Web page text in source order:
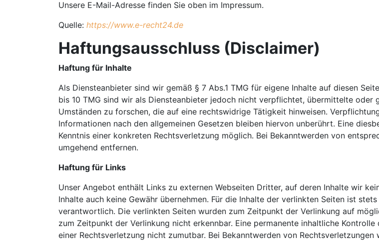
Unsere E-Mail-Adresse finden Sie oben im Impressum.
Quelle: https://www.e-recht24.de
Haftungsausschluss (Disclaimer)
Haftung für Inhalte
Als Diensteanbieter sind wir gemäß § 7 Abs.1 TMG für eigene Inhalte auf diesen
bis 10 TMG sind wir als Diensteanbieter jedoch nicht verpflichtet, übermittelte
Umständen zu forschen, die auf eine rechtswidrige Tätigkeit hinweisen.
Informationen nach den allgemeinen Gesetzen bleiben hiervon unberührt. Eine
Kenntnis einer konkreten Rechtsverletzung möglich. Bei Bekanntwerden von
umgehend entfernen.
Haftung für Links
Unser Angebot enthält Links zu externen Webseiten Dritter, auf deren Inhalte wir
Inhalte auch keine Gewähr übernehmen. Für die Inhalte der verlinkten Seiten ist
verantwortlich. Die verlinkten Seiten wurden zum Zeitpunkt der Verlinkung auf
zum Zeitpunkt der Verlinkung nicht erkennbar. Eine permanente inhaltliche
einer Rechtsverletzung nicht zumutbar. Bei Bekanntwerden von